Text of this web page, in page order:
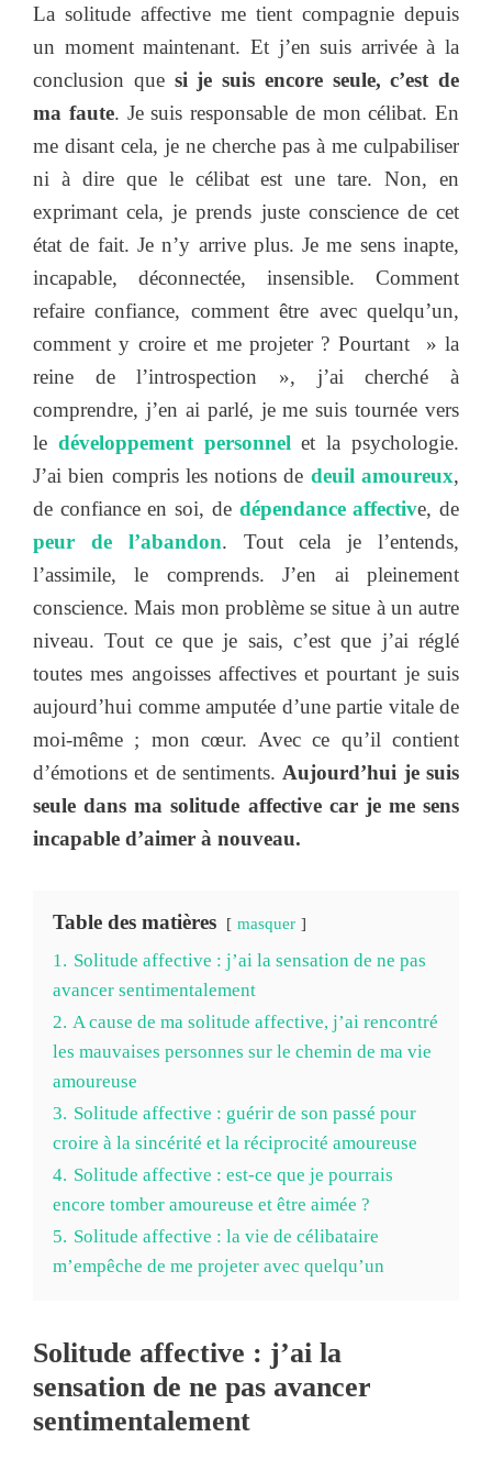
La solitude affective me tient compagnie depuis
un moment maintenant. Et j’en suis arrivée à la
conclusion quesi je suis encore seule, c’est de
ma faute. Je suis responsable de mon célibat. En
me disant cela, je ne cherche pas à me culpabiliser
ni à dire que le célibat est une tare. Non, en
exprimant cela, je prends juste conscience de cet
état de fait. Je n’y arrive plus. Je me sens inapte,
incapable, déconnectée, insensible. Comment
refaire confiance, comment être avec quelqu’un,
comment y croire et me projeter ? Pourtant » la
reine de l’introspection », j’ai cherché à
comprendre, j’en ai parlé, je me suis tournée vers
le développement personnel et la psychologie.
J’ai bien compris les notions de deuil amoureux,
de confiance en soi, de dépendance affective, de
peur de l’abandon. Tout cela je l’entends,
l’assimile, le comprends. J’en ai pleinement
conscience. Mais mon problème se situe à un autre
niveau. Tout ce que je sais, c’est que j’ai réglé
toutes mes angoisses affectives et pourtant je suis
aujourd’hui comme amputée d’une partie vitale de
moi-même ; mon cœur. Avec ce qu’il contient
d’émotions et de sentiments. Aujourd’hui je suis
seule dans ma solitude affective car je me sens
incapable d’aimer à nouveau.
Table des matières masquer
1. Solitude affective : j’ai la sensation de ne pas
avancer sentimentalement
2. A cause de ma solitude affective, j’ai rencontré
les mauvaises personnes sur le chemin de ma vie
amoureuse
3. Solitude affective : guérir de son passé pour
croire à la sincérité et la réciprocité amoureuse
4. Solitude affective : est-ce que je pourrais
encore tomber amoureuse et être aimée ?
5. Solitude affective : la vie de célibataire
m’empêche de me projeter avec quelqu’un
Solitude affective : j’ai la
sensation de ne pas avancer
sentimentalement